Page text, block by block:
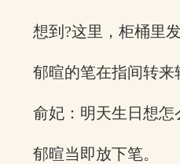
想到?这里，柜桶里
郁暄的笔在指间转来
俞妃：明天生日想怎
郁暄当即放下笔。